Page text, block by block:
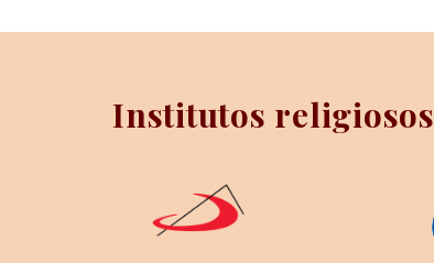
Institutos religiosos